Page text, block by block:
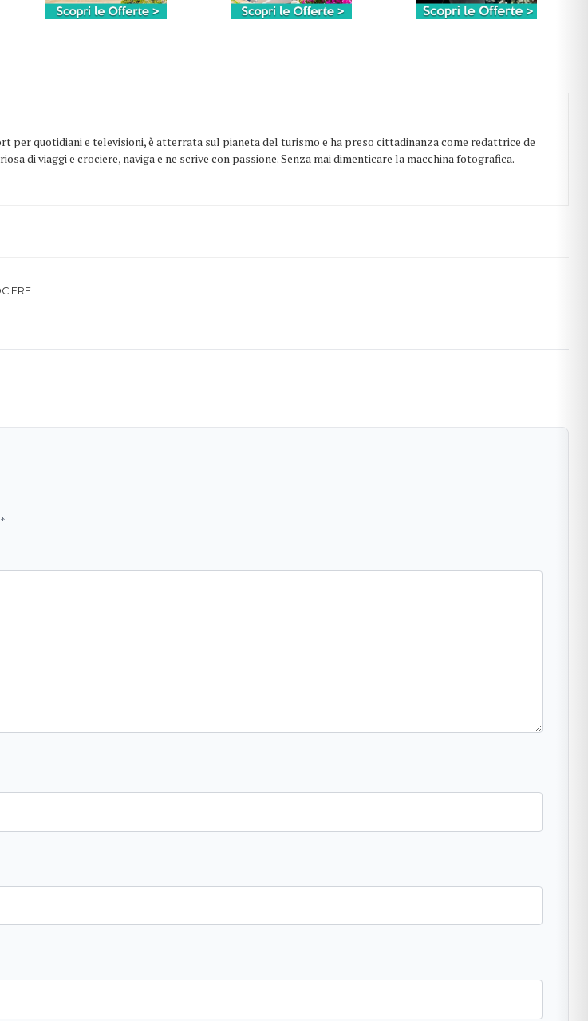
per quotidiani e televisioni, è atterrata sul pianeta del turismo e ha preso cittadinanza come redattrice de
di viaggi e crociere, naviga e ne scrive con passione. Senza mai dimenticare la macchina fotografica.
*